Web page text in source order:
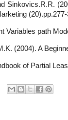
Sinkovics.R.R.
(20).pp.277-
Variables path
(2004). A
of Partial